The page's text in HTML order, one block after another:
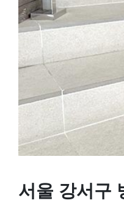
서울 강서구